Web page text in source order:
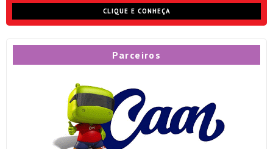
CLIQUE E CONHEÇA
Parceiros